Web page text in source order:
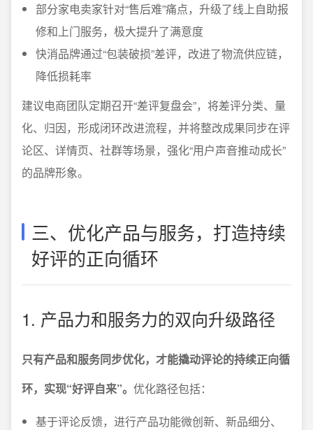
部分家电卖家针对“售后难”痛点，升级了线上自助报
修和上门服务，极大提升了满意度
快消品牌通过“包装破损”差评，改进了物流供应链，
降低损耗率
建议电商团队定期召开“差评复盘会”，将差评分类、量
化、归因，形成闭环改进流程，并将整改成果同步在评
论区、详情页、社群等场景，强化“用户声音推动成长”
的品牌形象。
三、优化产品与服务，打造持续
好评的正向循环
1. 产品力和服务力的双向升级路径
只有产品和服务同步优化，才能撬动评论的持续正向循
环，实现“好评自来”。 优化路径包括：
基于评论反馈，进行产品功能微创新、新品细分、